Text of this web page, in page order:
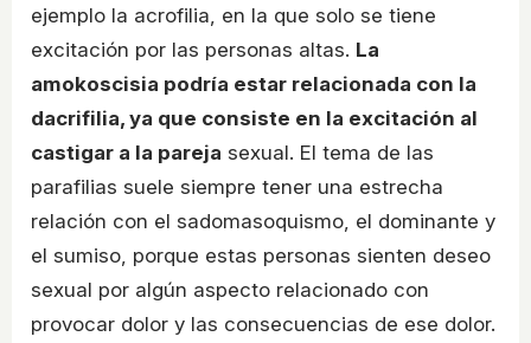
ejemplo la acrofilia, en la que solo se tiene
excitación por las personas altas. La
amokoscisia podría estar relacionada con la
dacrifilia, ya que consiste en la excitación al
castigar a la pareja sexual. El tema de las
parafilias suele siempre tener una estrecha
relación con el sadomasoquismo, el dominante y
el sumiso, porque estas personas sienten deseo
sexual por algún aspecto relacionado con
provocar dolor y las consecuencias de ese dolor.